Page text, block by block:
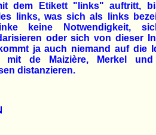
dem Etikett "links" auftritt,
links, was sich als links
keine Notwendigkeit,
oder sich von dieser
ja auch niemand auf die
de Maizière, Merkel und
distanzieren.